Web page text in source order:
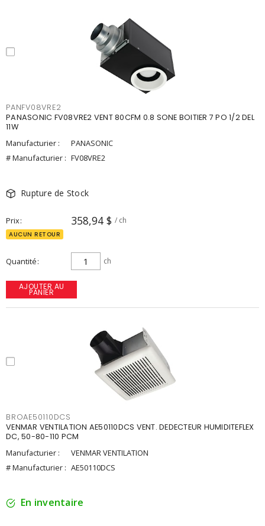
PANFV08VRE2
PANASONIC FV08VRE2 VENT 80CFM 0.8 SONE BOITIER 7 PO 1/2 DEL
11W
Manufacturier :
PANASONIC
# Manufacturier : FV08VRE2
Rupture de Stock
Prix 358,94 $ / ch
AUCUN RETOUR
Quantité ch
AJOUTER AU
PANIER
BROAE50110DCS
VENMAR VENTILATION AE50110DCS VENT. DEDECTEUR HUMIDITEFLEX
DC, 50-80-110 PCM
Manufacturier :
VENMAR VENTILATION
# Manufacturier : AE50110DCS
En inventaire